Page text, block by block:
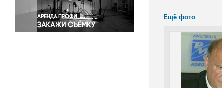
Экономика и бизнес
Ещё фото